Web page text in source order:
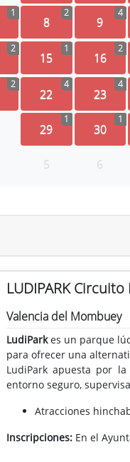
1
8
2
9
4
2
15
1
16
2
2
22
4
23
4
29
1
30
1
5 6
LUDIPARK
Valencia del Mombuey
LudiParkes un parque
para ofrecer una
LudiPark apuesta por
entorno seguro,
Atracciones
Inscripciones: En el